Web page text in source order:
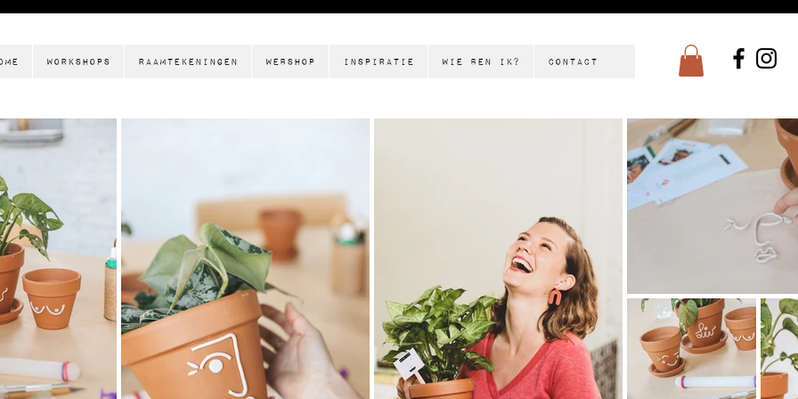
Workshops Raamtekeningen Webshop Inspiratie Wie ben ik? Contact